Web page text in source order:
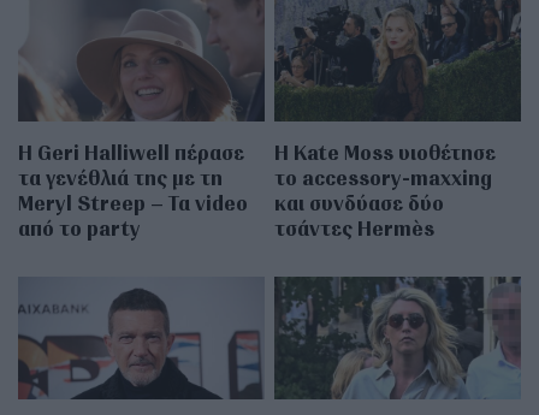
Η Geri Halliwell πέρασε
τα γενέθλιά της με τη
Meryl Streep – Τα video
από το party
Η Kate Moss υιοθέτησε
τo accessory-maxxing
και συνδύασε δύο
τσάντες Hermès